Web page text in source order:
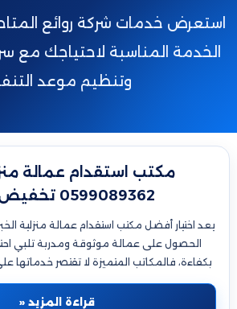
استعرض خدمات شركة روائع
الخدمة المناسبة لاحتياجك مع
وتنظيم موعد
مكتب استقدام عمالة
0599089362 تخفيض 50%
يعد اختيار أفضل مكتب استقدام عمالة منزلية
الحصول على عمالة موثوقة ومدربة تلبي
بكفاءة، فالمكاتب المتميزة لا تقتصر خدماتها
بل تهتم بتقديم تجربة
قراءة المزيد «